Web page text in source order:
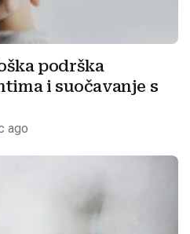
podrška
i suočavanje s
ago